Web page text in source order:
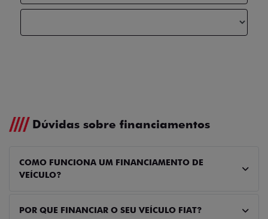
Dúvidas sobre financiamentos
COMO FUNCIONA UM FINANCIAMENTO DE
VEÍCULO?
POR QUE FINANCIAR O SEU VEÍCULO FIAT?